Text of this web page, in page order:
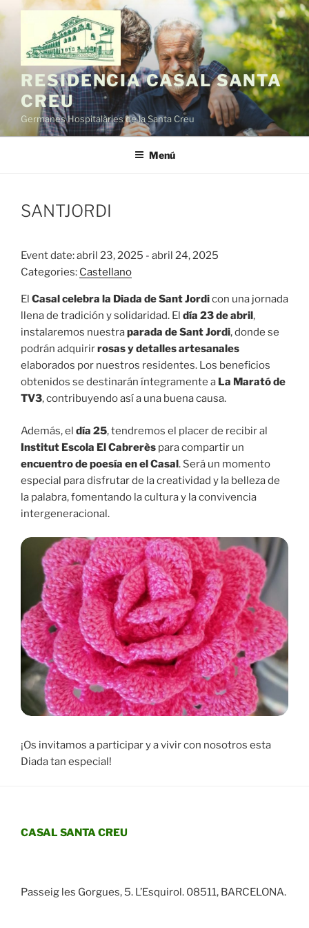
contingut
RESIDENCIA CASAL SANTA
CREU
Germanes Hospitalàries de la Santa Creu
Menú
SANTJORDI
Event date: abril 23, 2025 - abril 24, 2025
Categories: Castellano
El Casal celebra la Diada de Sant Jordicon una jornada
llena de tradición y solidaridad. El día 23 de abril ,
instalaremos nuestraparada de Sant Jordi, donde se
podrán adquirirrosas y detalles artesanales
elaborados por nuestros residentes. Los beneficios
obtenidos se destinarán íntegramente a La Marató de
TV3, contribuyendo así a una buena causa.
Además, el día 25, tendremos el placer de recibir al
Institut Escola El Cabrerès para compartir un
encuentro de poesía en el Casal. Será un momento
especial para disfrutar de la creatividad y la belleza de
la palabra, fomentando la cultura y la convivencia
intergeneracional.
¡Os invitamos a participar y a vivir con nosotros esta
Diada tan especial!
CASAL SANTA CREU
Passeig les Gorgues, 5. L’Esquirol. 08511, BARCELONA.